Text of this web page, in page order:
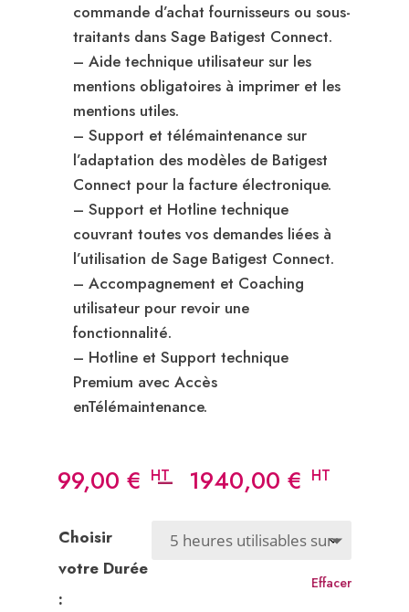
commande d’achat fournisseurs ou sous-
traitants dans Sage Batigest Connect.
– Aide technique utilisateur sur les
mentions obligatoires à imprimer et les
mentions utiles.
– Support et télémaintenance sur
l’adaptation des modèles de Batigest
Connect pour la facture électronique.
– Support et Hotline technique
couvrant toutes vos demandes liées à
l’utilisation de Sage Batigest Connect.
– Accompagnement et Coaching
utilisateur pour revoir une
fonctionnalité.
– Hotline et Support technique
Premium avec Accès
enTélémaintenance.
99,00 € – 1940,00 € Plage
prix :
99,00 €
à
Choisir
votre Durée
:
Effacer